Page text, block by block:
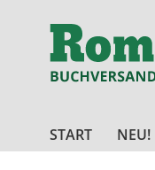
START NEU!